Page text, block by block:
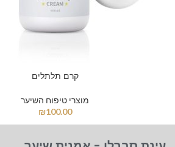
קרם תלתלים
מוצרי טיפוח השיער
₪100.00